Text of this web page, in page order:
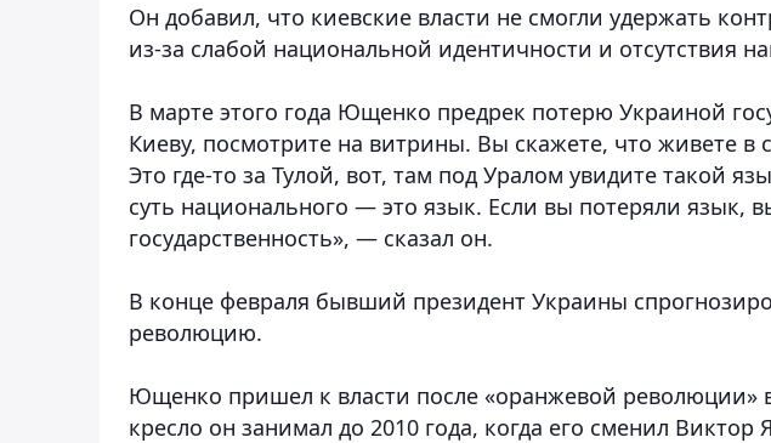
Он добавил, что киевские власти не смогли удержать
из-за слабой национальной идентичности и отсутствия
В марте этого года Ющенко предрек потерю Украиной
Киеву, посмотрите на витрины. Вы скажете, что живете в
Это где-то за Тулой, вот, там под Уралом увидите такой
суть национального — это язык. Если вы потеряли язык,
государственность», — сказал он.
В конце февраля бывший президент Украины
революцию.
Ющенко пришел к власти после «оранжевой революции»
кресло он занимал до 2010 года, когда его сменил Виктор